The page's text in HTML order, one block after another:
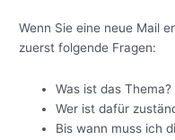
Wenn Sie eine neue Mail
zuerst folgende Fragen:
Was ist das Thema?
Wer ist dafür
Bis wann muss ich